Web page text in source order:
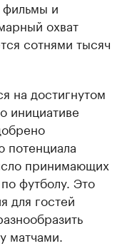
фильмы и
охват
сотнями тысяч
на достигнутом
инициативе
принимающих
футболу. Это
для гостей
матчами.